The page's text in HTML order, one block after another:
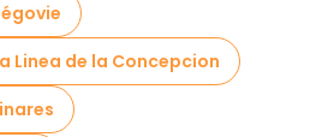
Baeza Cathedral
Church of Santa Cruz
Linea de la Concepcion